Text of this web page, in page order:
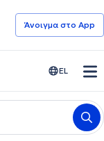
Άνοιγμα στο App
EL